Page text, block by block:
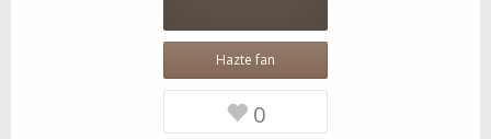
Hazte fan
0